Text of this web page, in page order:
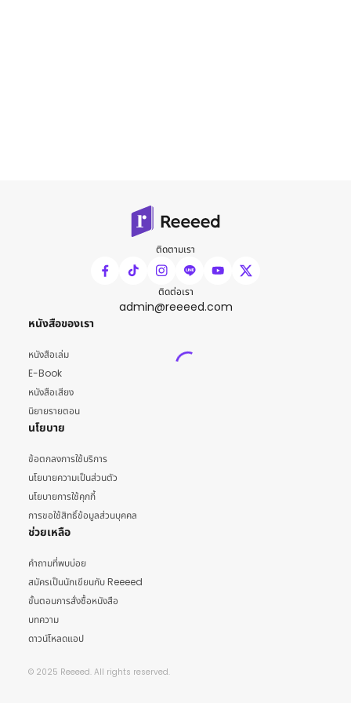
ติดตามเรา
ติดต่อเรา
admin@reeeed.com
หนังสือของเรา
หนังสือเล่ม
E-Book
หนังสือเสียง
นิยายรายตอน
นโยบาย
ข้อตกลงการใช้บริการ
นโยบายความเป็นส่วนตัว
นโยบายการใช้คุกกี้
การขอใช้สิทธิ์ข้อมูลส่วนบุคคล
ช่วยเหลือ
คำถามที่พบบ่อย
สมัครเป็นนักเขียนกับ Reeeed
ขั้นตอนการสั่งซื้อหนังสือ
บทความ
ดาวน์โหลดแอป
© 2025 Reeeed. All rights reserved.